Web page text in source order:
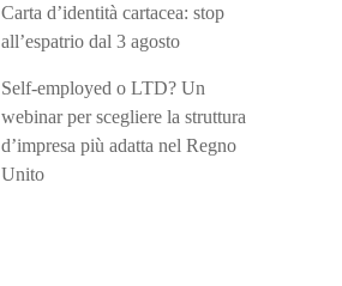
Carta d’identità cartacea: stop
all’espatrio dal 3 agosto
Self-employed o LTD? Un
webinar per scegliere la struttura
d’impresa più adatta nel Regno
Unito